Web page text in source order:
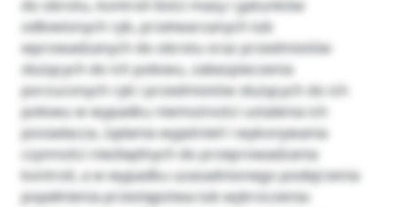
do obrotu, kontroli ilości masy i gatunków
odłowionych ryb, przetwarzanych lub
wprowadzanych do obrotu oraz przedmiotów
służących do ich połowu, zabezpieczenia
porzuconych ryb i przedmiotów służących do ich
połowu w wypadku niemożności ustalenia ich
posiadacza, żądania wyjaśnień i wykonywania
czynności niezbędnych do przeprowadzania
kontroli, a w wypadku uzasadnionego podejrzenia
popełnienia przestępstwa lub wykroczenia: